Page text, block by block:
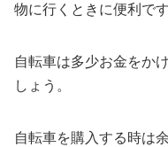
物に行くときに便利です
自転車は多少お金をか
しょう。
自転車を購入する時は